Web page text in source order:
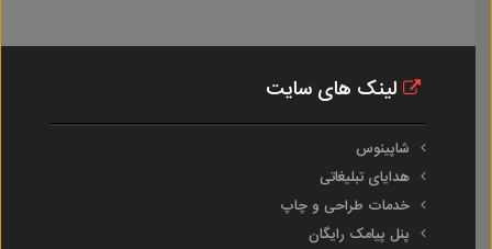
لینک های سایت
شاپینوس
هدایای تبلیغاتی
خدمات طراحی و چاپ
پنل پیامک رایگان